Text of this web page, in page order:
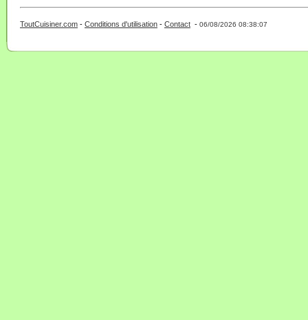
ToutCuisiner.com - Conditions d'utilisation - Contact - 06/08/2026 08:38:07